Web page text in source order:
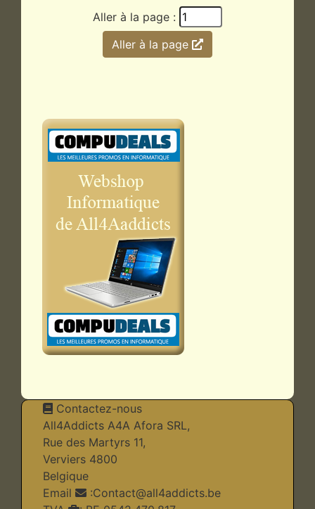
Aller à la page :
Aller à la page
Contactez-nous
All4Addicts A4A Afora SRL,
Rue des Martyrs 11,
Verviers 4800
Belgique
Email
:Contact@all4addicts.be